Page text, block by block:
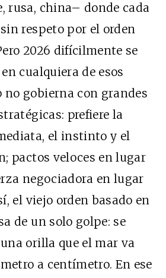
rusa, china– donde cada
respeto por el orden
2026 difícilmente se
cualquiera de esos
no gobierna con grandes
prefiere la
el instinto y el
pactos veloces en lugar
negociadora en lugar
el viejo orden basado en
de un solo golpe: se
orilla que el mar va
a centímetro. En ese